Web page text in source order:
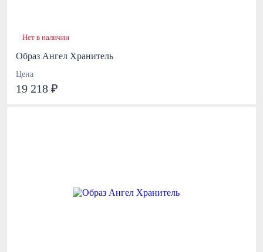
Нет в наличии
Образ Ангел Хранитель
Цена
19 218 ₽